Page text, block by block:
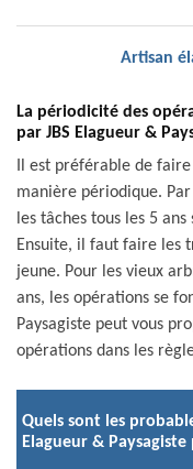
Artisan
La périodicité des
par JBS Elagueur &
Il est préférable de
manière périodique.
les tâches tous les 5
Ensuite, il faut faire les
jeune. Pour les vieux
ans, les opérations se
Paysagiste peut vous
opérations dans les
Quels sont les
Elagueur &